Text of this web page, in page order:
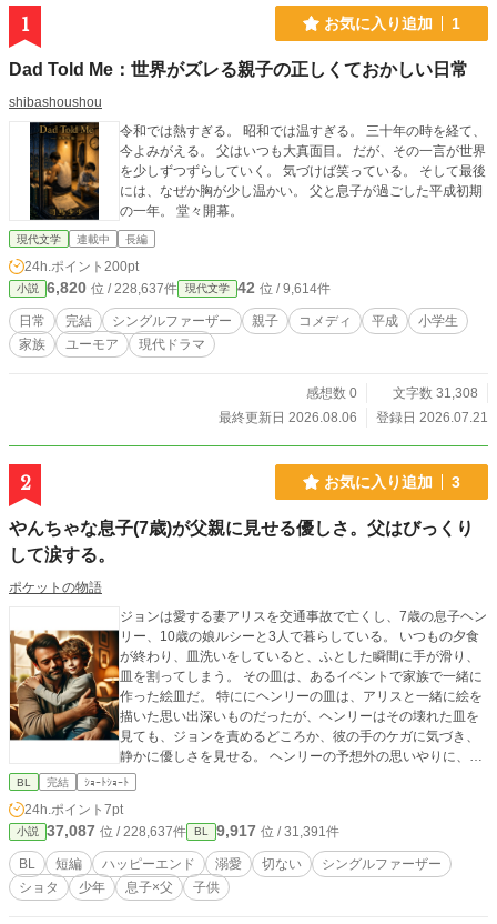
1 お気に入り追加 1
Dad Told Me：世界がズレる親子の正しくておかしい日常
shibashoushou
令和では熱すぎる。 昭和では温すぎる。 三十年の時を経て、
今よみがえる。 父はいつも大真面目。 だが、その一言が世界
を少しずつずらしていく。 気づけば笑っている。 そして最後
には、なぜか胸が少し温かい。 父と息子が過ごした平成初期
の一年。 堂々開幕。
現代文学 連載中 長編
24h.ポイント 200pt
小説 6,820 位 / 228,637件 現代文学 42 位 / 9,614件
日常 完結 シングルファーザー 親子 コメディ 平成
小学生
家族
ユーモア 現代ドラマ
感想数 0
文字数 31,308
最終更新日 2026.08.06
登録日 2026.07.21
2 お気に入り追加 3
やんちゃな息子(7歳)が父親に見せる優しさ。父はびっくり
して涙する。
ポケットの物語
ジョンは愛する妻アリスを交通事故で亡くし、7歳の息子ヘン
リー、10歳の娘ルシーと3人で暮らしている。 いつもの夕食
が終わり、皿洗いをしていると、ふとした瞬間に手が滑り、
皿を割ってしまう。 その皿は、あるイベントで家族で一緒に
作った絵皿だ。 特ににヘンリーの皿は、アリスと一緒に絵を
描いた思い出深いものだったが、ヘンリーはその壊れた皿を
見ても、ジョンを責めるどころか、彼の手のケガに気づき、
静かに優しさを見せる。 ヘンリーの予想外の思いやりに、ジ
ョンは涙をこらえきれなくなる。いつも元気でやんちゃなヘ
がっていく。
BL 完結 ｼｮｰﾄｼｮｰﾄ
24h.ポイント 7pt
小説 37,087 位 / 228,637件 BL 9,917 位 / 31,391件
BL 短編 ハッピーエンド 溺愛 切ない
シングルファーザー
ショタ
少年 息子×父 子供